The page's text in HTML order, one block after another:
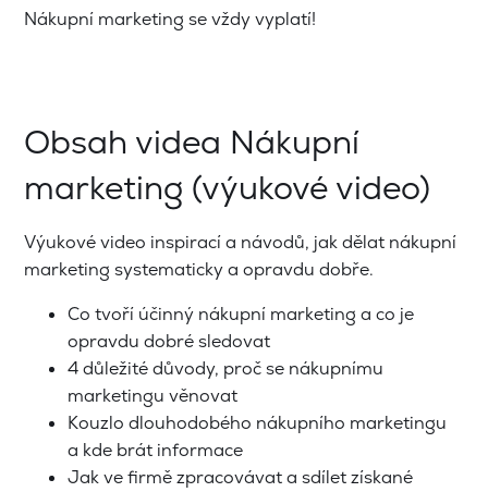
Nákupní marketing se vždy vyplatí!
Obsah videa Nákupní
marketing (výukové video)
Výukové video inspirací a návodů, jak dělat nákupní
marketing systematicky a opravdu dobře.
Co tvoří účinný nákupní marketing a co je
opravdu dobré sledovat
4 důležité důvody, proč se nákupnímu
marketingu věnovat
Kouzlo dlouhodobého nákupního marketingu
a kde brát informace
Jak ve firmě zpracovávat a sdílet získané